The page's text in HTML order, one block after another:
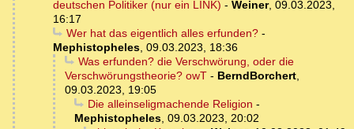
deutschen Politiker (nur ein LINK) - Weiner, 09.03.2023,
16:17
Wer hat das eigentlich alles erfunden?-
Mephistopheles, 09.03.2023, 18:36
Was erfunden? die Verschwörung, oder die
Verschwörungstheorie? owT - BerndBorchert,
09.03.2023, 19:05
Die alleinseligmachende Religion -
Mephistopheles, 09.03.2023, 20:02